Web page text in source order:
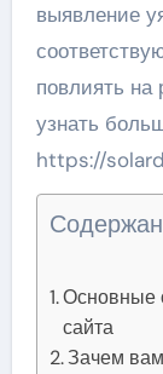
выявление
повлиять на
узнать
https://
Основные
сайта
Зачем